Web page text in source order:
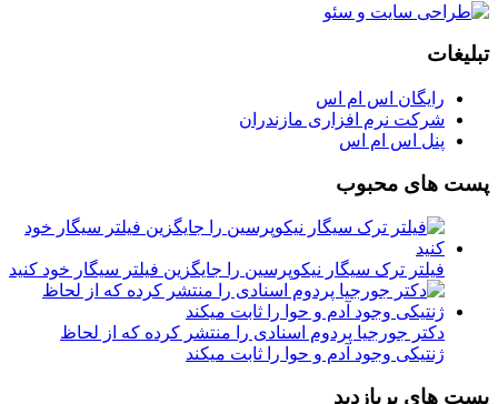
تبلیغات
رایگان اس ام اس
شرکت نرم افزاری مازندران
پنل اس ام اس
پست های محبوب
فیلتر ترک سیگار نیکوپرسین را جایگزین فیلتر سیگار خود کنید
دکتر جورجیا پردوم اسنادی را منتشر کرده که از لحاظ
ژنتیکی وجود آدم و حوا را ثابت میکند
پست های پربازدید